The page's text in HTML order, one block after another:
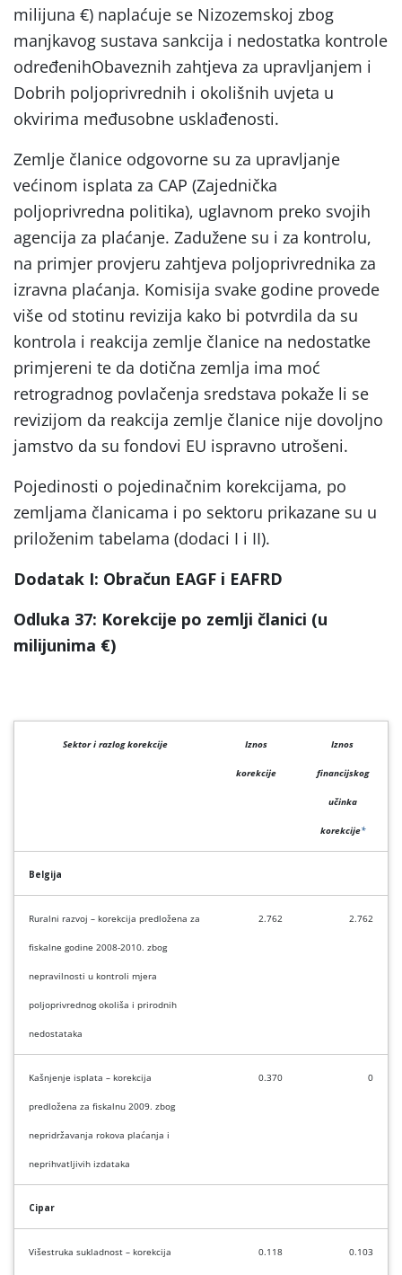
milijuna €) naplaćuje se Nizozemskoj zbog
manjkavog sustava sankcija i nedostatka kontrole
određenihObaveznih zahtjeva za upravljanjem i
Dobrih poljoprivrednih i okolišnih uvjeta u
okvirima međusobne usklađenosti.
Zemlje članice odgovorne su za upravljanje
većinom isplata za CAP (Zajednička
poljoprivredna politika), uglavnom preko svojih
agencija za plaćanje. Zadužene su i za kontrolu,
na primjer provjeru zahtjeva poljoprivrednika za
izravna plaćanja. Komisija svake godine provede
više od stotinu revizija kako bi potvrdila da su
kontrola i reakcija zemlje članice na nedostatke
primjereni te da dotična zemlja ima moć
retrogradnog povlačenja sredstava pokaže li se
revizijom da reakcija zemlje članice nije dovoljno
jamstvo da su fondovi EU ispravno utrošeni.
Pojedinosti o pojedinačnim korekcijama, po
zemljama članicama i po sektoru prikazane su u
priloženim tabelama (dodaci I i II).
Dodatak I: Obračun EAGF i EAFRD
Odluka 37: Korekcije po zemlji članici (u
milijunima €)
Sektor i razlog korekcije Iznos
korekcije
Iznos
financijskog
učinka
korekcije*
Belgija
Ruralni razvoj – korekcija predložena za
fiskalne godine 2008-2010. zbog
nepravilnosti u kontroli mjera
poljoprivrednog okoliša i prirodnih
nedostataka
2.762 2.762
Kašnjenje isplata – korekcija
predložena za fiskalnu 2009. zbog
nepridržavanja rokova plaćanja i
neprihvatljivih izdataka
0.370 0
Cipar
Višestruka sukladnost – korekcija 0.118 0.103